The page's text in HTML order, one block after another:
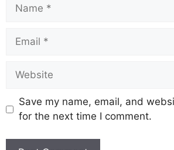
Save my name, email, and
for the next time I comment.